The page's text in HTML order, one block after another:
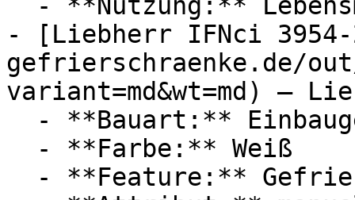
- [Liebherr IFNci
gefrierschraenke.de/
variant=md&wt=md) —